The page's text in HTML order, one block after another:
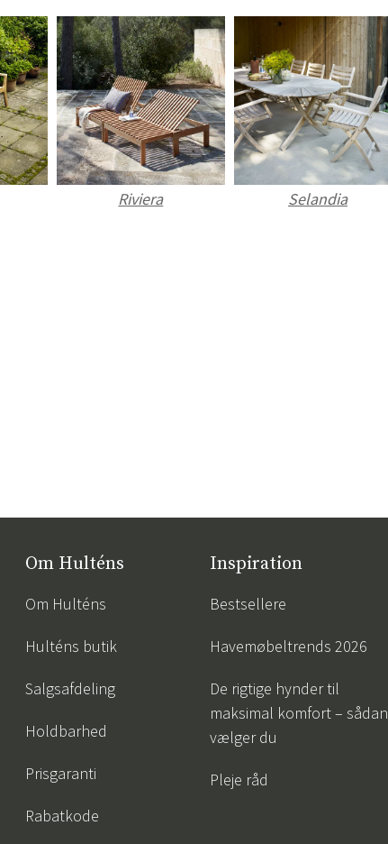
Danmark
Suomi
Riviera Selandia
Om Hulténs
Om Hulténs
Hulténs butik
Salgsafdeling
Holdbarhed
Prisgaranti
Rabatkode
Inspiration
Bestsellere
Havemøbeltrends 2026
De rigtige hynder til
maksimal komfort – sådan
vælger du
Pleje råd